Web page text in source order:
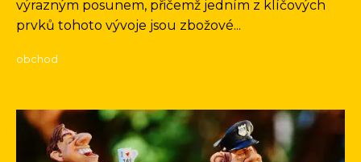
výrazným posunem, přičemž jedním z klíčových
prvků tohoto vývoje jsou zbožové...
obchod